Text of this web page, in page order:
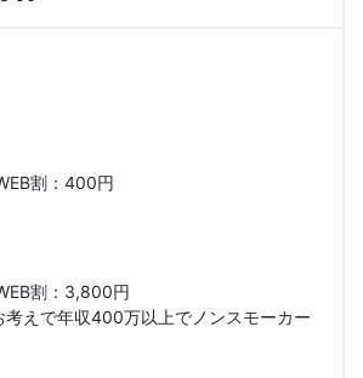
割：400円
割：3,800円
考えで年収400万以上でノンスモーカー